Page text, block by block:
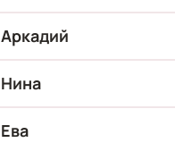
Аркадий
Нина
Ева